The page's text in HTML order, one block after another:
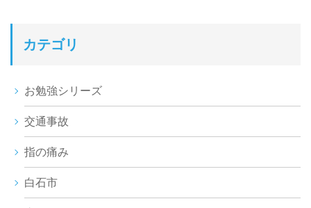
カテゴリ
お勉強シリーズ
交通事故
指の痛み
白石市